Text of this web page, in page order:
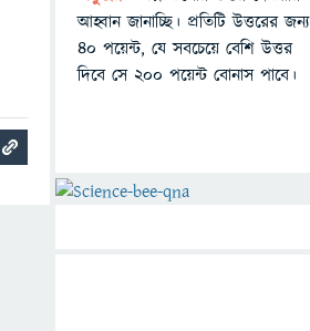
আহ্বান জানাচ্ছি। প্রতিটি উত্তরের জন্য
৪০ পয়েন্ট, যে সবচেয়ে বেশি উত্তর
দিবে সে ২০০ পয়েন্ট বোনাস পাবে।